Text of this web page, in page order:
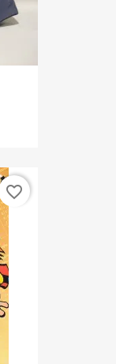
favorite_border